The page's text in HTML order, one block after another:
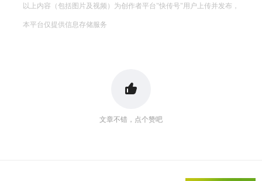
以上内容（包括图片及视频）为创作者平台"快传号"用户上传并发布，
本平台仅提供信息存储服务
文章不错，点个赞吧